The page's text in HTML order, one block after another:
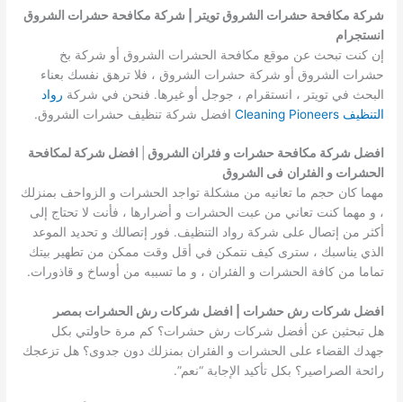
شركة مكافحة حشرات الشروق تويتر | شركة مكافحة حشرات الشروق
انستجرام
إن كنت تبحث عن موقع مكافحة الحشرات الشروق أو شركة بخ
حشرات الشروق أو شركة حشرات الشروق ، فلا ترهق نفسك بعناء
البحث في تويتر ، انستقرام ، جوجل أو غيرها. فنحن في شركة رواد
التنظيف Cleaning Pioneers
افضل شركة تنظيف حشرات الشروق.
افضل شركة مكافحة حشرات و فئران الشروق
افضل شركة لمكافحة
الحشرات و الفئران فى الشروق
مهما كان حجم ما تعانيه من مشكلة تواجد الحشرات و الزواحف بمنزلك
، و مهما كنت تعاني من عبت الحشرات و أضرارها ، فأنت لا تحتاج إلى
أكثر من إتصال على شركة رواد التنظيف. فور إتصالك و تحديد الموعد
الذي يناسبك ، سترى كيف نتمكن في أقل وقت ممكن من تطهير بيتك
تماما من كافة الحشرات و الفئران ، و ما تسببه من أوساخ و قاذورات.
افضل شركات رش حشرات | افضل شركات رش الحشرات بمصر
هل تبحثين عن أفضل شركات رش حشرات؟ كم مرة حاولتي بكل
جهدك القضاء على الحشرات و الفئران بمنزلك دون جدوى؟ هل تزعجك
رائحة الصراصير؟ بكل تأكيد الإجابة “نعم”.